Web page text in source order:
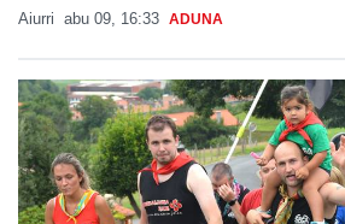
Aiurri abu 09, 16:33 ADUNA